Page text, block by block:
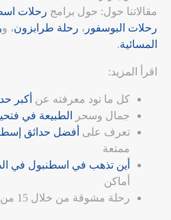
مقالاتنا حول: حول برامج رحلات
رحلات البوسفور ، رحلة طرابزون، و
المسائية.
اقرأ المزيد:
كل ما تود معرفته عن أكبر
جمال وسحر
الطبيعة في
تعرف على أفضل حدائق
ممتعة
أين تذهب في اسطنبول في
أماكن
رحلة مشوقة من خلال 15 من